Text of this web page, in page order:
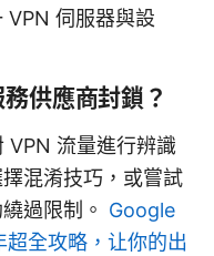
VPN 伺服器與設
供應商封鎖？
VPN 流量進行辨識
混淆技巧，或嘗試
過限制。 Google
全攻略，让你的出